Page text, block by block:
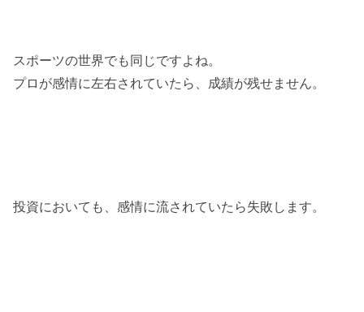
スポーツの世界でも同じですよね。
プロが感情に左右されていたら、成績が残せません。
投資においても、感情に流されていたら失敗します。